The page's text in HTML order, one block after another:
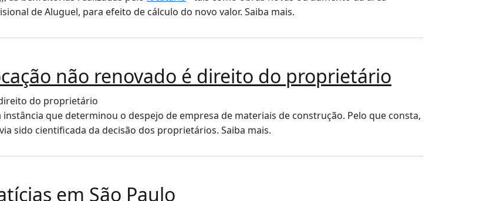
de Aluguel, para efeito de cálculo do novo valor. Saiba mais.
não renovado é direito do proprietário
que determinou o despejo de empresa de materiais de construção. Pelo que consta,
sido cientificada da decisão dos proprietários. Saiba mais.
em São Paulo